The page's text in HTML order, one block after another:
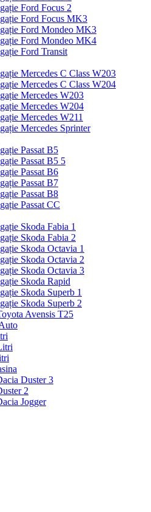
Ford Focus 2
Ford Focus MK3
Ford Mondeo MK3
Ford Mondeo MK4
Ford Transit
Mercedes C Class W203
Mercedes C Class W204
Mercedes W203
Mercedes W204
Mercedes W211
Mercedes Sprinter
Passat B5
Passat B5 5
Passat B6
Passat B7
Passat B8
Passat CC
Skoda Fabia 1
Skoda Fabia 2
Skoda Octavia 1
Skoda Octavia 2
Skoda Octavia 3
Skoda Rapid
Skoda Superb 1
Skoda Superb 2
Avensis T25
Duster 3
2
Jogger